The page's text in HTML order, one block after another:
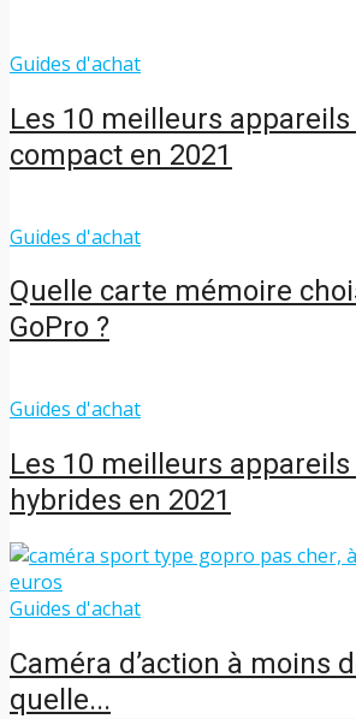
Guides d'achat
Les 10 meilleurs
compact en 2021
Guides d'achat
Quelle carte mémoire
GoPro ?
Guides d'achat
Les 10 meilleurs
hybrides en 2021
Guides d'achat
Caméra d’action à moins
quelle...